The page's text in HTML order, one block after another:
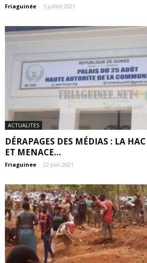
Friaguinée - 5 juillet 2021
ACTUALITES
DÉRAPAGES DES MÉDIAS : LA
ET MENACE...
Friaguinee - 22 juin 2021